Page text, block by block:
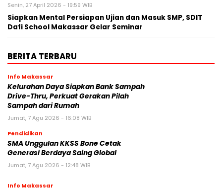
Senin, 27 April 2026 - 19:59 WIB
Siapkan Mental Persiapan Ujian dan Masuk SMP, SDIT
Dafi School Makassar Gelar Seminar
BERITA TERBARU
Info Makassar
Kelurahan Daya Siapkan Bank Sampah
Drive-Thru, Perkuat Gerakan Pilah
Sampah dari Rumah
Jumat, 7 Agu 2026 - 16:08 WIB
Pendidikan
SMA Unggulan KKSS Bone Cetak
Generasi Berdaya Saing Global
Jumat, 7 Agu 2026 - 12:48 WIB
Info Makassar